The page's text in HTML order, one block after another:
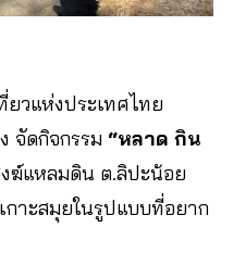
ยวแห่งประเทศไทย
จัดกิจกรรม “หลาด กิน
ฆ์แหลมดิน ต.ลิปะน้อย
กาะสมุยในรูปแบบที่อยาก